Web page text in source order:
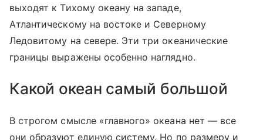
выходят к Тихому океану на западе,
Атлантическому на востоке и Северному
Ледовитому на севере. Эти три океанические
границы выражены особенно наглядно.
Какой океан самый большой
В строгом смысле «главного» океана нет — все
они образуют единую систему. Но по размеру и